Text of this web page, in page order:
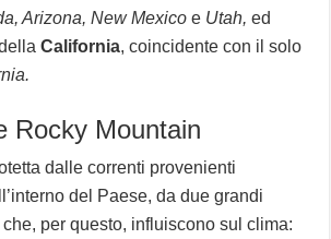
Arizona, New Mexico e Utah, ed
California, coincidente con il solo
Rocky Mountain
dalle correnti provenienti
del Paese, da due grandi
per questo, influiscono sul clima: